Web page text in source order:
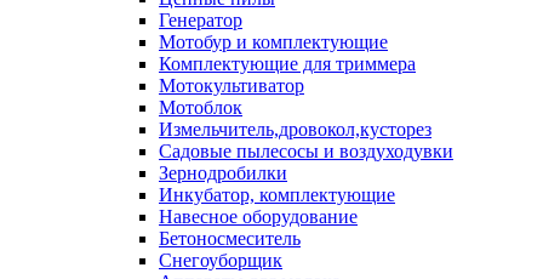
Генератор
Мотобур и комплектующие
Комплектующие для триммера
Мотокультиватор
Мотоблок
Измельчитель,дровокол,кусторез
Садовые пылесосы и воздуходувки
Зернодробилки
Инкубатор, комплектующие
Навесное оборудование
Бетоносмеситель
Снегоуборщик